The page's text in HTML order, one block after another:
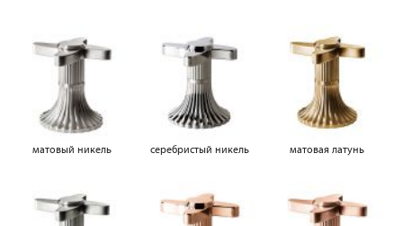
матовый никель серебристый никель матовая латунь